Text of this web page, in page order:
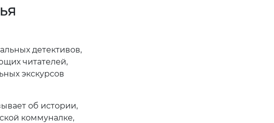
детективов,
читателей,
экскурсов
об истории,
коммуналке,